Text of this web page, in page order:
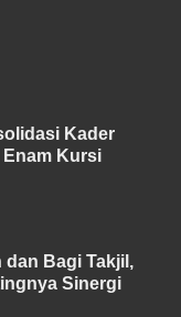
Kader
Enam Kursi
dan Bagi Takjil,
Sinergi